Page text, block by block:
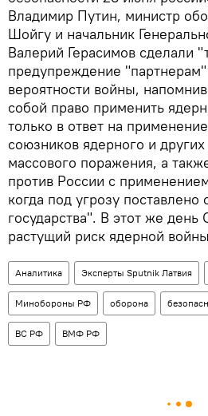
Владимир Путин, министр
Шойгу и начальник
Валерий Герасимов сделали
предупреждение
вероятности войны,
собой право применить
только в ответ на
союзников ядерного и
массового поражения, а
против России с
когда под угрозу
государства". В этот же
растущий риск ядерной
Аналитика Эксперты Sputnik Латвия
Минобороны РФ оборона
ВС РФ ВМФ РФ